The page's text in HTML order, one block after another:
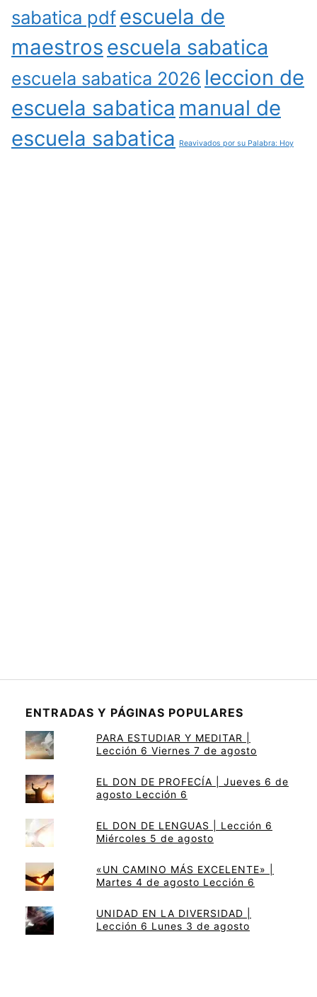
sabatica pdfescuela de
maestros escuela sabatica
escuela sabatica 2026 leccion de
escuela sabatica manual de
escuela sabatica
Reavivados por su Palabra: Hoy
ENTRADAS Y PÁGINAS POPULARES
PARA ESTUDIAR Y MEDITAR |
Lección 6 Viernes 7 de agosto
EL DON DE PROFECÍA | Jueves 6 de
agosto Lección 6
EL DON DE LENGUAS | Lección 6
Miércoles 5 de agosto
«UN CAMINO MÁS EXCELENTE» |
Martes 4 de agosto Lección 6
UNIDAD EN LA DIVERSIDAD |
Lección 6 Lunes 3 de agosto